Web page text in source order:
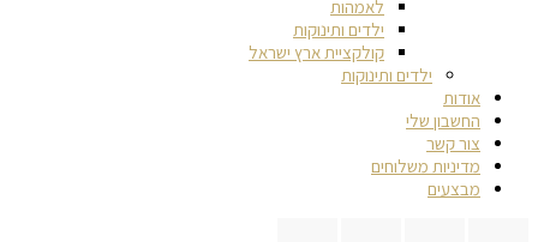
לאמהות
ילדים ותינוקות
קולקציית ארץ ישראל
ילדים ותינוקות
אודות
החשבון שלי
צור קשר
מדיניות משלוחים
מבצעים